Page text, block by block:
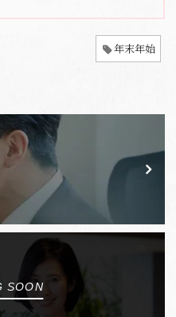
年末年始